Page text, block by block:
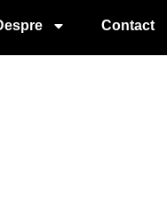
Contact